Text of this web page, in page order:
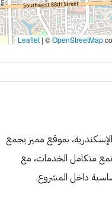
| ©OpenStreetMap
بموقع مميز يجمع
متكامل الخدمات، مع